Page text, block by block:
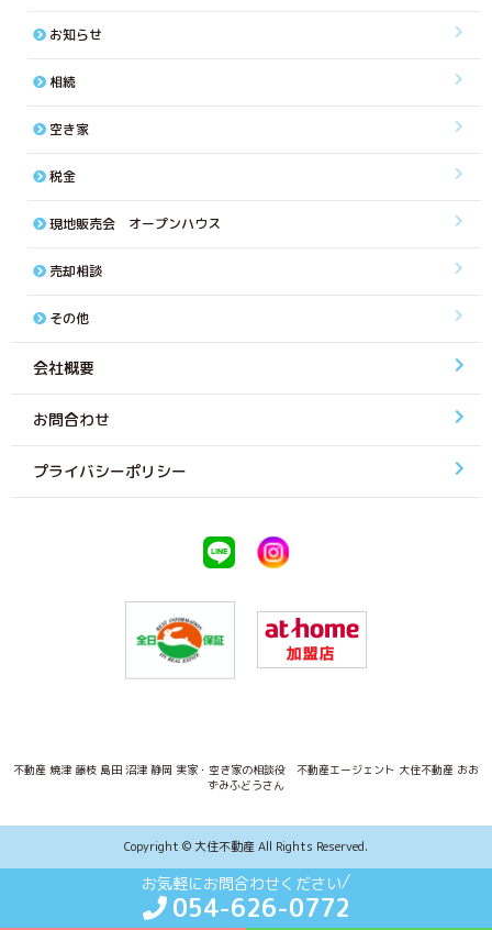
お知らせ
相続
空き家
税金
現地販売会 オープンハウス
売却相談
その他
会社概要
お問合わせ
プライバシーポリシー
不動産 焼津 藤枝 島田 沼津 静岡 実家・空き家の相談役 不動産エージェント 大住不動産 おお
ずみふどうさん
Copyright © 大住不動産 All Rights Reserved.
お気軽にお問合わせください
054-626-0772